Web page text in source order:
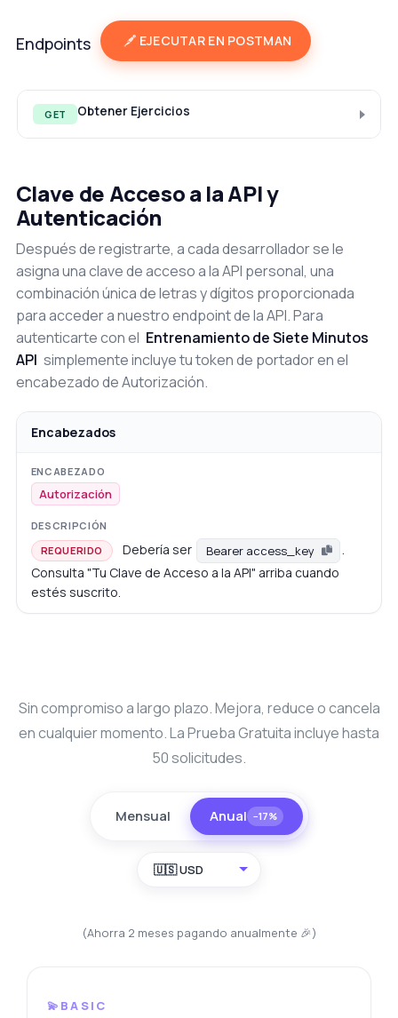
Endpoints EJECUTAR EN POSTMAN
GET Obtener Ejercicios
Clave de Acceso a la API y
Autenticación
Después de registrarte, a cada desarrollador se le
asigna una clave de acceso a la API personal, una
combinación única de letras y dígitos proporcionada
para acceder a nuestro endpoint de la API. Para
autenticarte con el Entrenamiento de Siete Minutos
API simplemente incluye tu token de portador en el
encabezado de Autorización.
Encabezados
Autorización
REQUERIDO Debería ser Bearer access_key
.
Consulta "Tu Clave de Acceso a la API" arriba cuando
estés suscrito.
Sin compromiso a largo plazo. Mejora, reduce o cancela
en cualquier momento. La Prueba Gratuita incluye hasta
50 solicitudes.
Mensual Anual −17%
🇺🇸 USD
(Ahorra 2 meses pagando anualmente 🎉)
💫BASIC